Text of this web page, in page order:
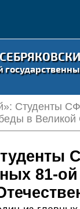
Студенты СФ
в Великой
81-